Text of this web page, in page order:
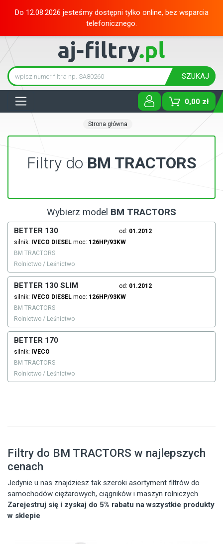
Do 12.08.2026 jesteśmy dostępni tylko online, bez wsparcia
telefonicznego.
SZUKAJ
0,00 zł
Strona główna
Filtry do BM TRACTORS
Wybierz model BM TRACTORS
BETTER 130 od: 01.2012
silnik: IVECO DIESEL moc: 126HP/93KW
BM TRACTORS
Rolnictwo / Leśnictwo
BETTER 130 SLIM od: 01.2012
silnik: IVECO DIESEL moc: 126HP/93KW
BM TRACTORS
Rolnictwo / Leśnictwo
BETTER 170
silnik: IVECO
BM TRACTORS
Rolnictwo / Leśnictwo
Filtry do BM TRACTORS w najlepszych
cenach
Jedynie u nas znajdziesz tak szeroki asortyment filtrów do
samochodów ciężarowych, ciągników i maszyn rolniczych
Zarejestruj się i zyskaj do 5% rabatu na wszystkie produkty
w sklepie